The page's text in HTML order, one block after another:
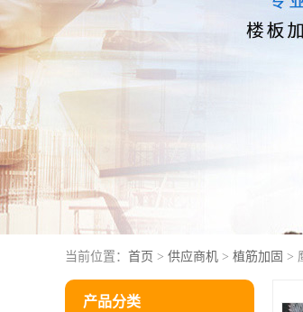
当前位置： 首页 > 供应商机 > 植筋加固 >
产品分类